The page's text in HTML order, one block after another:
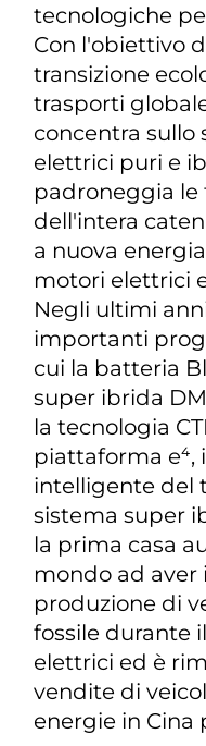
tecnologiche
Con l'obiettivo
transizione
trasporti
concentra sullo
elettrici puri e
padroneggia le
dell'intera
a nuova
motori elettrici
Negli ultimi
importanti
cui la batteria
super ibrida
la tecnologia
piattaforma e⁴,
intelligente del
sistema super
la prima casa
mondo ad aver
produzione di
fossile durante
elettrici ed è
vendite di
energie in Cina